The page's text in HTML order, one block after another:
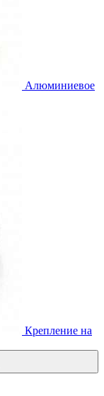
Алюминиевое
Крепление на